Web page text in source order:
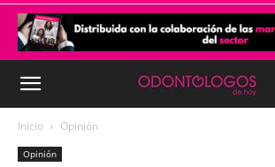
Inicio Opinión
Opinión